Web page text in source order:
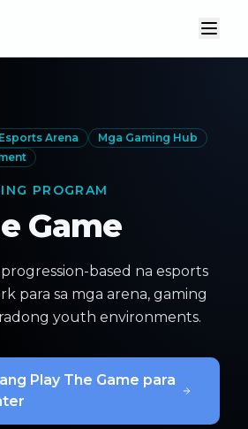
Arena
Mga Gaming Hub
PROGRAM
Game
based na esports
para sa mga arena, gaming
youth environments.
Play The Game para